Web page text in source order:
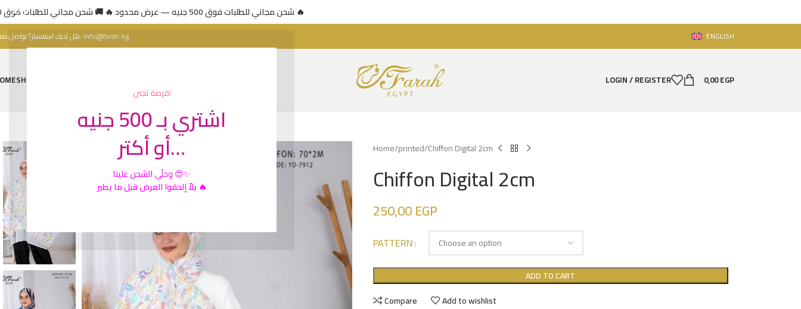
فرصة تجنن!
اشتري بـ 500 جنيه
أو أكتر…
وخلّيالشحن علينا
😍✨
يلاّ إلحقوا العرض قبل ما يطير 🔥
🚚 شحن مجاني للطلبات فوق 500 جنيه — عرض محدود 🔥🚚 شحن مجاني للطلبات فوق 500 جنيه — عرض محدود 🔥
هل لديك استفسار؟ تواصل معنا: info@farah.eg ENGLISH
SHOP LOGIN / REGISTER 0,00EGP
Home printed Chiffon Digital 2cm
Chiffon Digital 2cm
250,00EGP
PATTERN
ADD TO CART
Compare
Add to wishlist